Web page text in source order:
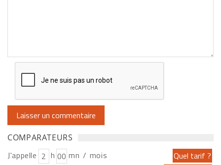
COMPARATEURS
J'appelle h
mn / mois